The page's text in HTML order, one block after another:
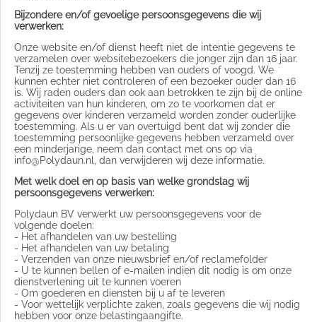
Bijzondere en/of gevoelige persoonsgegevens die wij
verwerken:
Onze website en/of dienst heeft niet de intentie gegevens te
verzamelen over websitebezoekers die jonger zijn dan 16 jaar.
Tenzij ze toestemming hebben van ouders of voogd. We
kunnen echter niet controleren of een bezoeker ouder dan 16
is. Wij raden ouders dan ook aan betrokken te zijn bij de online
activiteiten van hun kinderen, om zo te voorkomen dat er
gegevens over kinderen verzameld worden zonder ouderlijke
toestemming. Als u er van overtuigd bent dat wij zonder die
toestemming persoonlijke gegevens hebben verzameld over
een minderjarige, neem dan contact met ons op via
info@Polydaun.nl, dan verwijderen wij deze informatie.
Met welk doel en op basis van welke grondslag wij
persoonsgegevens verwerken:
Polydaun BV verwerkt uw persoonsgegevens voor de
volgende doelen:
- Het afhandelen van uw bestelling
- Het afhandelen van uw betaling
- Verzenden van onze nieuwsbrief en/of reclamefolder
- U te kunnen bellen of e-mailen indien dit nodig is om onze
dienstverlening uit te kunnen voeren
- Om goederen en diensten bij u af te leveren
- Voor wettelijk verplichte zaken, zoals gegevens die wij nodig
hebben voor onze belastingaangifte.